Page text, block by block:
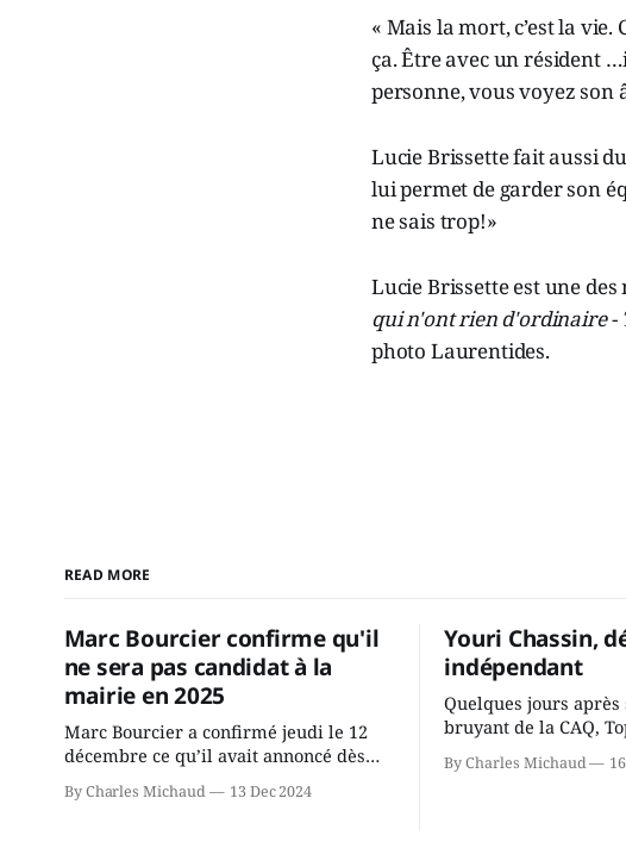
« Mais la mort, c’est la
ça. Être avec un résident
personne, vous voyez son
Lucie Brissette fait aussi
lui permet de garder son
ne sais trop!»
Lucie Brissette est une
qui n'ont rien d'ordinaire -
photo Laurentides.
READ MORE
Marc Bourcier confirme qu'il
ne sera pas candidat à la
mairie en 2025
Marc Bourcier a confirmé jeudi le 12
décembre ce qu’il avait annoncé dès
2021: il ne sollicitera pas de deuxième
mandat à titre de maire de Saint-
By Charles Michaud 13 Dec 2024
Youri Chassin,
indépendant
Quelques jours
bruyant de la CAQ,
présente une
Chassin. Nous avons
By Charles Michaud